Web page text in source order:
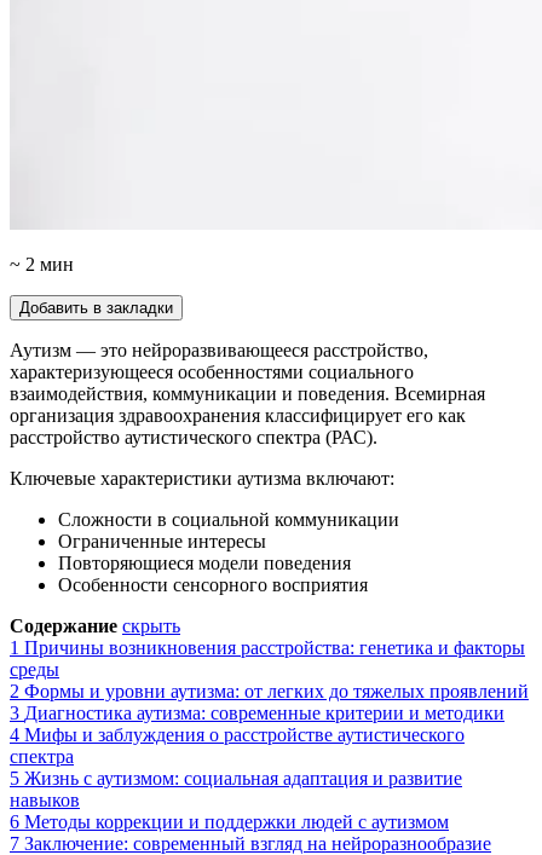
~ 2 мин
Добавить в закладки
Аутизм — это нейроразвивающееся расстройство,
характеризующееся особенностями социального
взаимодействия, коммуникации и поведения. Всемирная
организация здравоохранения классифицирует его как
расстройство аутистического спектра (РАС).
Ключевые характеристики аутизма включают:
Сложности в социальной коммуникации
Ограниченные интересы
Повторяющиеся модели поведения
Особенности сенсорного восприятия
Содержание скрыть
1 Причины возникновения расстройства: генетика и факторы
среды
2 Формы и уровни аутизма: от легких до тяжелых проявлений
3 Диагностика аутизма: современные критерии и методики
4 Мифы и заблуждения о расстройстве аутистического
спектра
5 Жизнь с аутизмом: социальная адаптация и развитие
навыков
6 Методы коррекции и поддержки людей с аутизмом
7 Заключение: современный взгляд на нейроразнообразие